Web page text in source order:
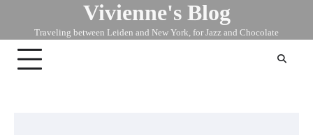
content
Vivienne's Blog
Traveling between Leiden and New York, for Jazz and Chocolate